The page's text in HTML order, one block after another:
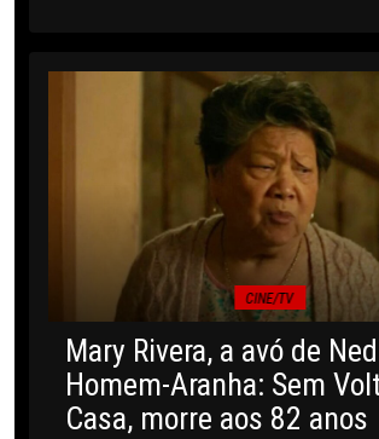
CINE/TV
Mary Rivera, a avó de
Homem-Aranha: Sem
Casa, morre aos 82 anos